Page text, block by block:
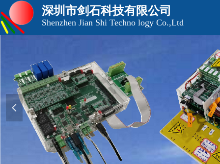
深圳市剑石科技有限公司
Shenzhen Jian Shi Techno logy Co.,Ltd
넳